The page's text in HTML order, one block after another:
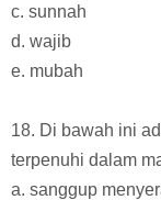
c. sunnah
d. wajib
e. mubah
18. Di bawah ini
terpenuhi dalam
a. sanggup